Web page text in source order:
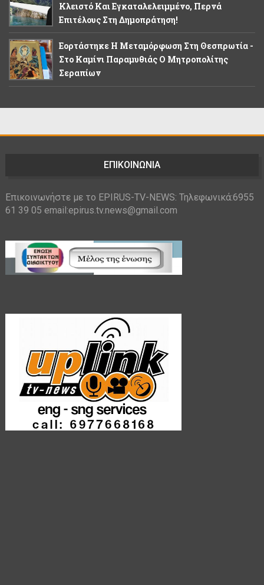
Κλειστό Και Εγκαταλελειμμένο, Περνά
Επιτέλους Στη Δημοπράτηση!
Εορτάστηκε Η Μεταμόρφωση Στη Θεσπρωτία -
Στο Καμίνι Παραμυθιάς Ο Μητροπολίτης
Σεραπίων
ΕΠΙΚΟΙΝΩΝΙΑ
Επικοινωνήστε με το EPIRUS-TV-NEWS: Τηλεφωνικά:6955
61 39 05 email:epirus.tv.news@gmail.com